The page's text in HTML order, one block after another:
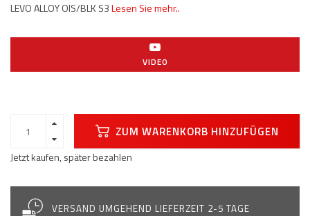
LEVO ALLOY OIS/BLK S3Lesen Sie mehr..
VIDEO
ZUM WARENKORB HINZUFÜGEN
Jetzt kaufen, später bezahlen
VERSAND UMGEHEND LIEFERZEIT 2-5 TAGE